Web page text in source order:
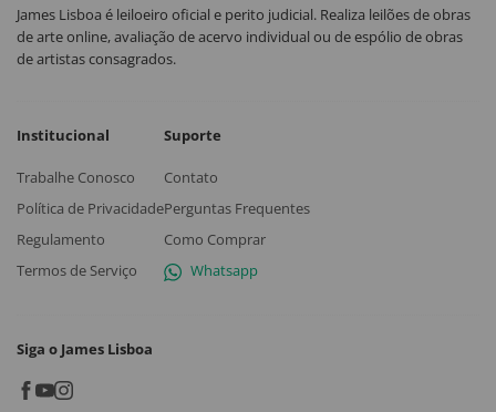
James Lisboa é leiloeiro oficial e perito judicial. Realiza leilões de obras
de arte online, avaliação de acervo individual ou de espólio de obras
de artistas consagrados.
Institucional
Trabalhe Conosco
Política de Privacidade
Regulamento
Termos de Serviço
Suporte
Contato
Perguntas Frequentes
Como Comprar
Whatsapp
Siga o James Lisboa